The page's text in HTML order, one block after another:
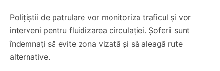
Polițiștii de patrulare vor monitoriza traficul și vor
interveni pentru fluidizarea circulației. Șoferii sunt
îndemnați să evite zona vizată și să aleagă rute
alternative.